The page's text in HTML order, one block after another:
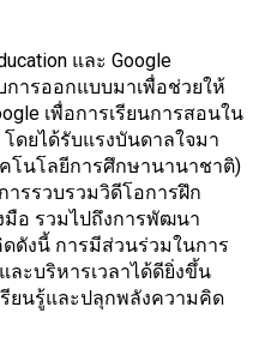
และ Google
การออกแบบมาเพื่อช่วยให้
เพื่อการเรียนการสอนใน
ดยได้รับแรงบันดาลใจมา
โนโลยีการศึกษานานาชาติ)
ารรวบรวมวิดีโอการฝึก
มือ รวมไปถึงการพัฒนา
ดังนี้ การมีส่วนร่วมในการ
ะบริหารเวลาได้ดียิ่งขึ้น
รียนรู้และปลุกพลังความคิด